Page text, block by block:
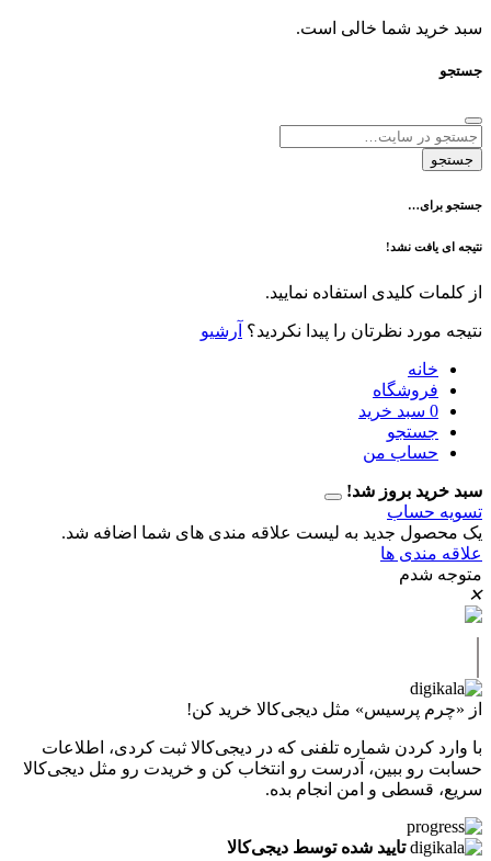
شما خالی است.
نشد!
کلیدی استفاده نمایید.
نظرتان را پیدا نکردید؟ آرشیو
سبد خرید
من
بروز شد!
جدید به لیست علاقه مندی های شما اضافه شد.
ها
پرسیس» مثل دیجی‌کالا خرید کن!
شماره تلفنی که در دیجی‌کالا ثبت کردی، اطلاعات
ببین، آدرست رو انتخاب کن و خریدت رو مثل دیجی‌کالا
و امن انجام بده.
تایید شده توسط دیجی‌کالا